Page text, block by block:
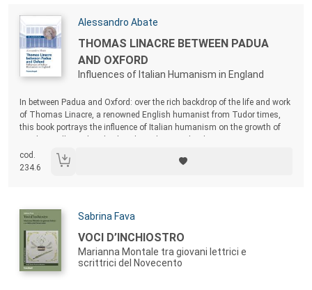
Autori:
Alessandro Abate
Titolo:
THOMAS LINACRE BETWEEN PADUA
AND OXFORD
Influences of Italian Humanism in England
In between Padua and Oxford: over the rich backdrop of the life and work
of Thomas Linacre, a renowned English humanist from Tudor times,
this book portrays the influence of Italian humanism on the growth of
cod.
234.6
Autori:
Sabrina Fava
Titolo:
VOCI D’INCHIOSTRO
Marianna Montale tra giovani lettrici e
scrittrici del Novecento